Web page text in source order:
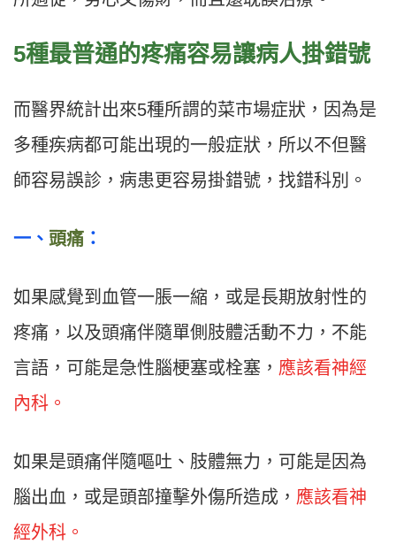
5種最普通的疼痛容易讓病人掛錯號
而醫界統計出來5種所謂的菜市場症狀，因為是
多種疾病都可能出現的一般症狀，所以不但醫
師容易誤診，病患更容易掛錯號，找錯科別。
一、 頭痛 ：
如果感覺到血管一脹一縮，或是長期放射性的
疼痛，以及頭痛伴隨單側肢體活動不力，不能
言語，可能是急性腦梗塞或栓塞， 應該看神經
內科。
如果是頭痛伴隨嘔吐、肢體無力，可能是因為
腦出血，或是頭部撞擊外傷所造成， 應該看神
經外科。